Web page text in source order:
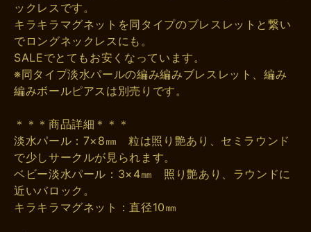
ックレスです。
キラキラマグネットを同タイプのブレスレットと繋い
でロングネックレスにも。
SALEでとてもお安くなっています。
※同タイプ淡水パールの編み編みブレスレット、編み
編みボールピアスは別売りです。
＊＊＊商品詳細＊＊＊
淡水パール：7×8㎜ 粒は照り艶あり、セミラウンド
で少しサークルが見られます。
ベビー淡水パール：3×4㎜ 照り艶あり、ラウンドに
近いバロック。
キラキラマグネット：直径10㎜